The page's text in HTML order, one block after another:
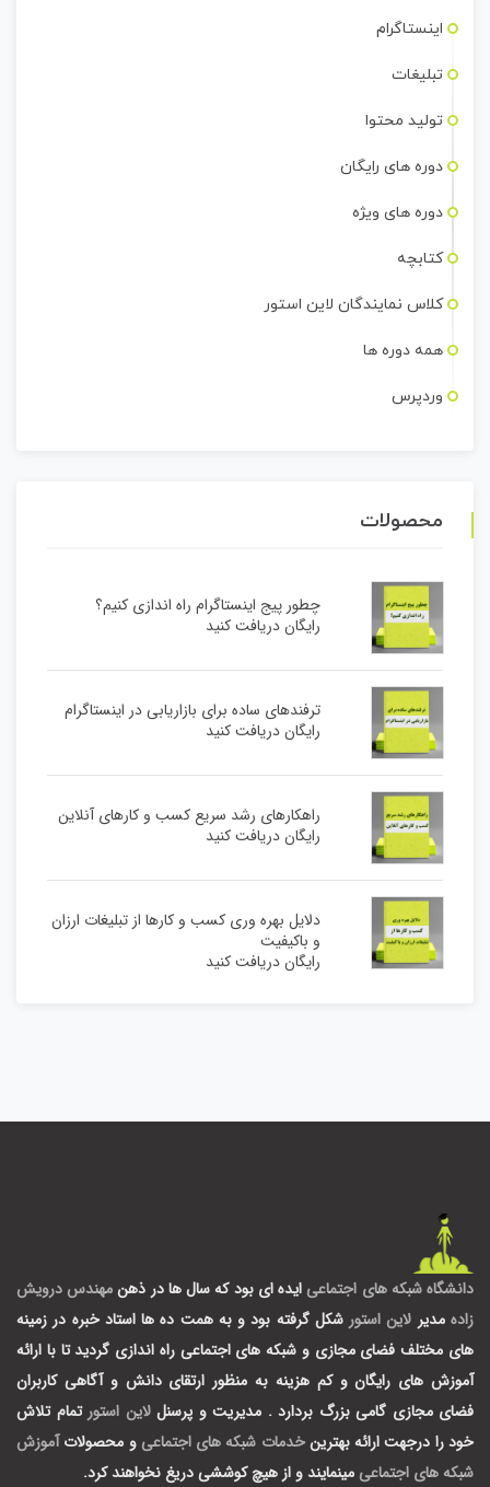
اینستاگرام
تبلیغات
تولید محتوا
دوره های رایگان
دوره های ویژه
کتابچه
کلاس نمایندگان لاین استور
همه دوره ها
وردپرس
محصولات
چطور پیج اینستاگرام راه اندازی کنیم؟
رایگان دریافت کنید
ترفندهای ساده برای بازاریابی در اینستاگرام
رایگان دریافت کنید
راهکارهای رشد سریع کسب و کارهای آنلاین
رایگان دریافت کنید
دلایل بهره وری کسب و کارها از تبلیغات ارزان
و باکیفیت
رایگان دریافت کنید
دانشگاه شبکه های اجتماعی ایده ای بود که سال ها در ذهنمهندس درویش
زاده مدیر لاین استور شکل گرفته بود و به همت ده ها استاد خبره در زمینه
های مختلف فضای مجازی و شبکه های اجتماعی راه اندازی گردید تا با ارائه
آموزش های رایگان و کم هزینه به منظور ارتقای دانش و آگاهی کاربران
فضای مجازی گامی بزرگ بردارد . مدیریت و پرسنللاین استور تمام تلاش
خود را درجهت ارائه بهترینخدمات شبکه های اجتماعی و محصولات آموزش
شبکه های اجتماعی مینمایند و از هیچ کوششی دریغ نخواهند کرد.